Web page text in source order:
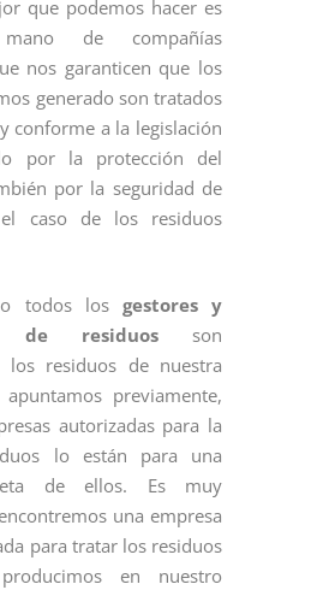
que podemos hacer es
de compañías
nos garanticen que los
generado son tratados
conforme a la legislación
por la protección del
por la seguridad de
caso de los residuos
todos los gestores y
de residuos son
los residuos de nuestra
previamente,
autorizadas para la
lo están para una
de ellos. Es muy
una empresa
para tratar los residuos
en nuestro